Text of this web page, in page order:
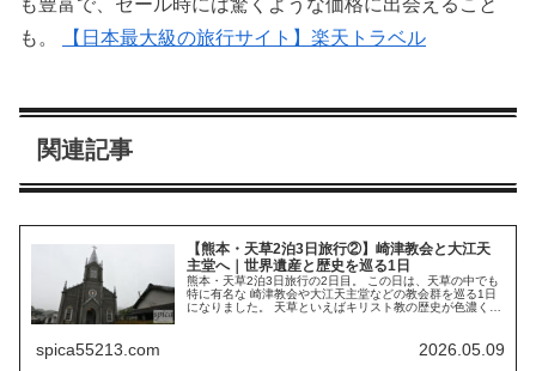
も豊富で、セール時には驚くような価格に出会えること
も。
【日本最大級の旅行サイト】楽天トラベル
関連記事
【熊本・天草2泊3日旅行②】崎津教会と大江天
主堂へ｜世界遺産と歴史を巡る1日
熊本・天草2泊3日旅行の2日目。 この日は、天草の中でも
特に有名な 崎津教会や大江天主堂などの教会群を巡る1日
になりました。 天草といえばキリスト教の歴史が色濃く残
spica55213.com 2026.05.09